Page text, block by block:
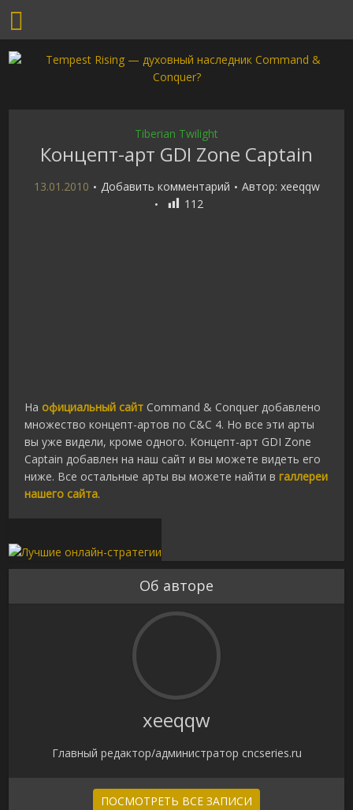
Tiberian Twilight
Концепт-арт GDI Zone Captain
13.01.2010 Добавить комментарий Автор: xeeqqw
112
На официальный сайт Command & Conquer добавлено
множество концепт-артов по C&C 4. Но все эти арты
вы уже видели, кроме одного. Концепт-арт GDI Zone
Captain добавлен на наш сайт и вы можете видеть его
ниже. Все остальные арты вы можете найти вгаллереи
нашего сайта.
Об авторе
xeeqqw
Главный редактор/администратор cncseries.ru
ПОСМОТРЕТЬ ВСЕ ЗАПИСИ